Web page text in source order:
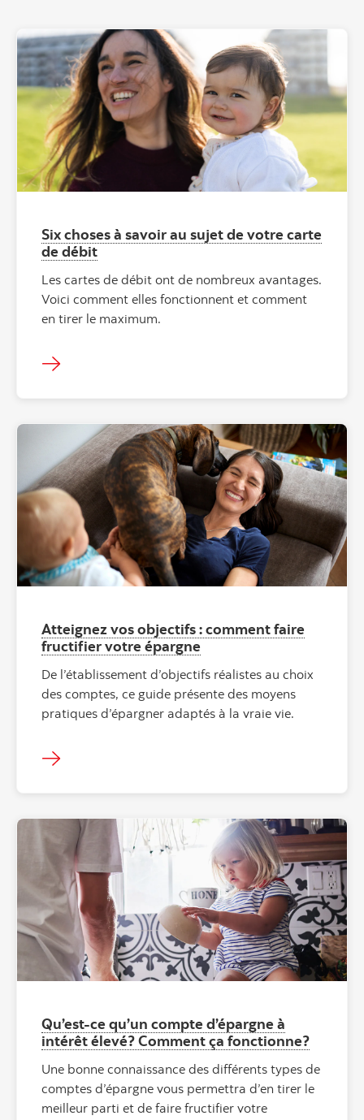
Six choses à savoir au sujet de votre carte
de débit
Les cartes de débit ont de nombreux avantages.
Voici comment elles fonctionnent et comment
en tirer le maximum.
"" ""
Atteignez vos objectifs : comment faire
fructifier votre épargne
De l’établissement d’objectifs réalistes au choix
des comptes, ce guide présente des moyens
pratiques d’épargner adaptés à la vraie vie.
Qu’est-ce qu’un compte d’épargne à
intérêt élevé? Comment ça fonctionne?
Une bonne connaissance des différents types de
comptes d’épargne vous permettra d’en tirer le
meilleur parti et de faire fructifier votre